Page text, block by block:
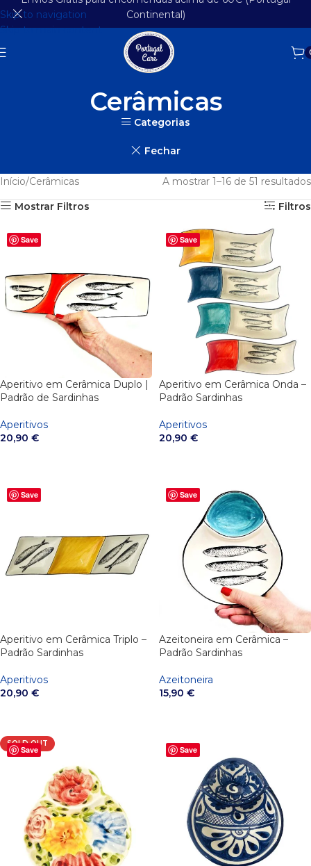
Skip to navigation
Skip to main content
Continental)
Cerâmicas
Categorias
Fechar
Início Cerâmicas
A mostrar 1–16 de 51 resultados
Mostrar Filtros
Filtros
Save
Aperitivo em Cerâmica Duplo |
Padrão de Sardinhas
Aperitivos
20,90 €
Save
Aperitivo em Cerâmica Onda –
Padrão Sardinhas
Aperitivos
20,90 €
Save
Aperitivo em Cerâmica Triplo –
Padrão Sardinhas
Aperitivos
20,90 €
Save
Azeitoneira em Cerâmica –
Padrão Sardinhas
Azeitoneira
15,90 €
Save
SOLD OUT
Save